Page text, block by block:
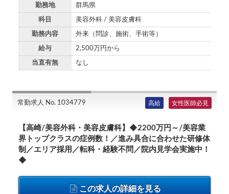
勤務地 群馬県
科目 美容外科 / 美容皮膚科
勤務内容 外来（問診、施術、手術等）
給与 2,500万円から
当直有無 なし
常勤求人 No. 1034779 高給 女性医師必見
【高崎/美容外科・美容皮膚科】◆2200万円～/美容業
界トップクラスの症例数！／進み具合に合わせた研修体
制／エリア採用／転科・経験不問／院内見学会実施中！
◆
この求人の詳細を見る